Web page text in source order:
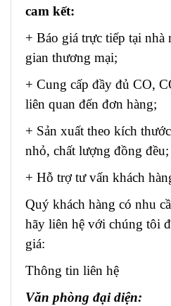
cam kết:
+ Báo giá trực tiếp tại nhà
gian thương mại;
+ Cung cấp đầy đủ CO,
liên quan đến đơn hàng;
+ Sản xuất theo kích
nhỏ, chất lượng đồng đều;
+ Hỗ trợ tư vấn khách
Quý khách hàng có nhu
hãy liên hệ với chúng tôi
giá:
Thông tin liên hệ
Văn phòng đại diện: